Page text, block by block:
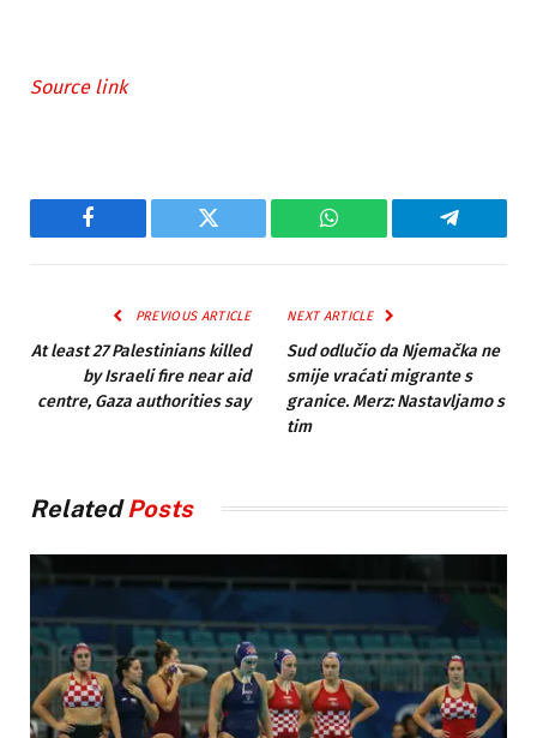
Source link
Facebook Twitter WhatsApp Telegram
PREVIOUS ARTICLE
At least 27 Palestinians killed
by Israeli fire near aid
centre, Gaza authorities say
NEXT ARTICLE
Sud odlučio da Njemačka ne
smije vraćati migrante s
granice. Merz: Nastavljamo s
tim
RelatedPosts